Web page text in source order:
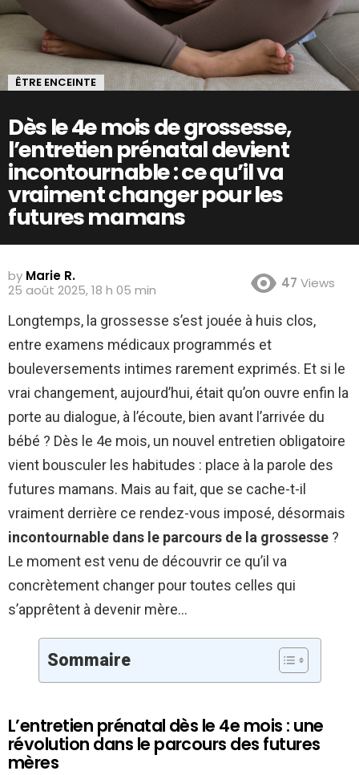
ÊTRE ENCEINTE
Dès le 4e mois de grossesse,
l’entretien prénatal devient
incontournable : ce qu’il va
vraiment changer pour les
futures mamans
by Marie R.
25 août 2025, 18 h 05 min
47 Views
Longtemps, la grossesse s’est jouée à huis clos,
entre examens médicaux programmés et
bouleversements intimes rarement exprimés. Et si le
vrai changement, aujourd’hui, était qu’on ouvre enfin la
porte au dialogue, à l’écoute, bien avant l’arrivée du
bébé ? Dès le 4e mois, un nouvel entretien obligatoire
vient bousculer les habitudes : place à la parole des
futures mamans. Mais au fait, que se cache-t-il
vraiment derrière ce rendez-vous imposé, désormais
incontournable dans le parcours de la grossesse ?
Le moment est venu de découvrir ce qu’il va
concrètement changer pour toutes celles qui
s’apprêtent à devenir mère…
Sommaire
L’entretien prénatal dès le 4e mois : une
révolution dans le parcours des futures
mères